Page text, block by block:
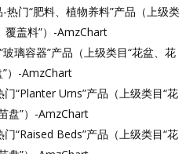
热门“肥料、植物养料”产品（上级类
覆盖料”）-AmzChart
璃容器”产品（上级类目“花盆、花
）-AmzChart
“Planter Urns”产品（上级类目“花
盘”）-AmzChart
“Raised Beds”产品（上级类目“花